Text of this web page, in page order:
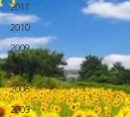
2011
2010
2009
2008
2006
2005